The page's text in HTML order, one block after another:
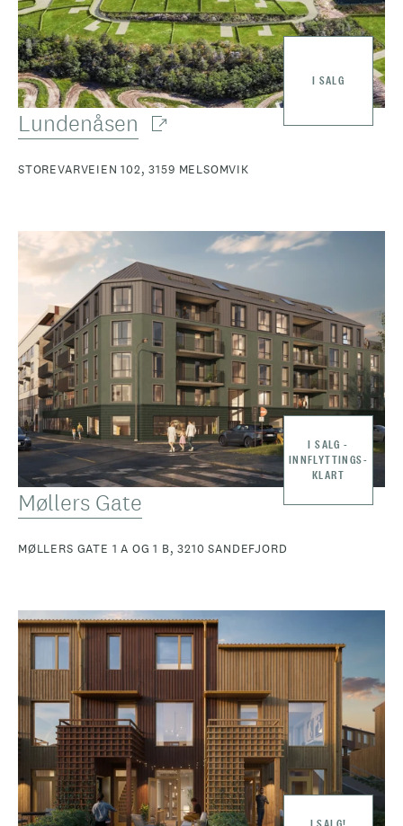
Lundenåsen
STOREVARVEIEN 102, 3159 MELSOMVIK
I SALG
Møllers Gate
MØLLERS GATE 1 A OG 1 B, 3210 SANDEFJORD
I SALG -
INNFLYTTINGS-
KLART